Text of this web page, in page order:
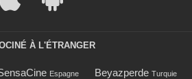
À L'ÉTRANGER
Espagne Beyazperde Turquie